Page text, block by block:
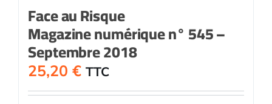
Face au Risque
Magazine numérique n° 545 –
Septembre 2018
25,20 € TTC